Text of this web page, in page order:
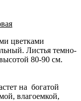
цветками
Листья темно-
80-90 см.
на богатой
влагоемкой,